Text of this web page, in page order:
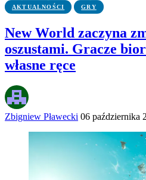
AKTUALNOŚCI GRY
New World zaczyna
oszustami. Gracze
własne ręce
Zbigniew Pławecki 06 października